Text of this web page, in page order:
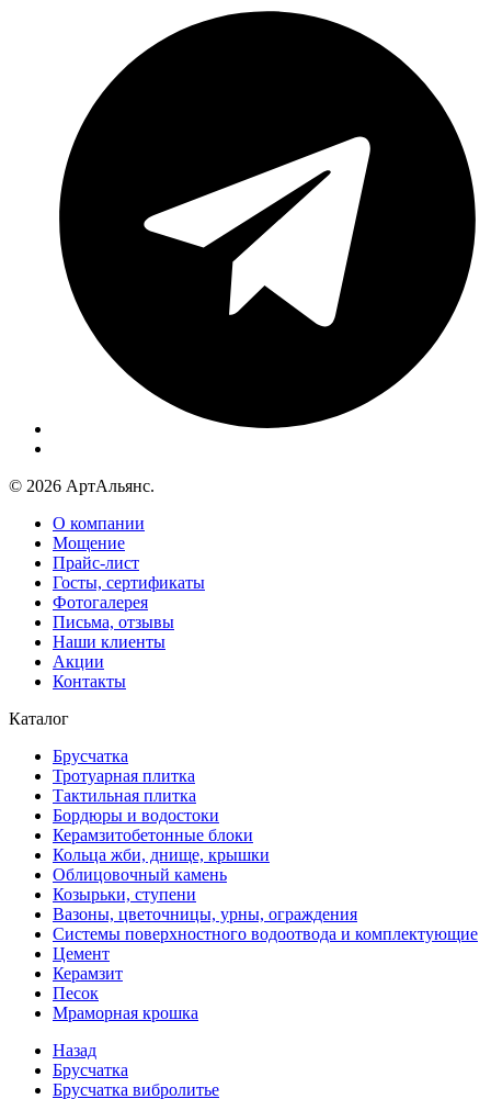
© 2026 АртАльянс.
О компании
Мощение
Прайс-лист
Госты, сертификаты
Фотогалерея
Письма, отзывы
Наши клиенты
Акции
Контакты
Каталог
Брусчатка
Тротуарная плитка
Тактильная плитка
Бордюры и водостоки
Керамзитобетонные блоки
Кольца жби, днище, крышки
Облицовочный камень
Козырьки, ступени
Вазоны, цветочницы, урны, ограждения
Системы поверхностного водоотвода и комплектующие
Цемент
Керамзит
Песок
Мраморная крошка
Назад
Брусчатка
Брусчатка вибролитье